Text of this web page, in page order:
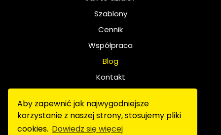
Szablony
Cennik
Współpraca
Blog
Kontakt
Regulamin
FAQ
Aby zapewnić jak najwygodniejsze
korzystanie z naszej strony, stosujemy pliki
cookies. Dowiedz się więcej